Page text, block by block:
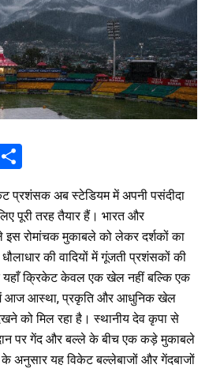
h
ar
e
प्रशंसक अब स्टेडियम में अपनी पसंदीदा
पूरी तरह तैयार हैं। भारत और
इस रोमांचक मुकाबले को लेकर दर्शकों का
की वादियों में गूंजती प्रशंसकों की
यहाँ क्रिकेट केवल एक खेल नहीं बल्कि एक
आज आस्था, प्रकृति और आधुनिक खेल
को मिल रहा है। स्थानीय देव कृपा से
पर गेंद और बल्ले के बीच एक कड़े मुकाबले
के अनुसार यह विकेट बल्लेबाजों और गेंदबाजों